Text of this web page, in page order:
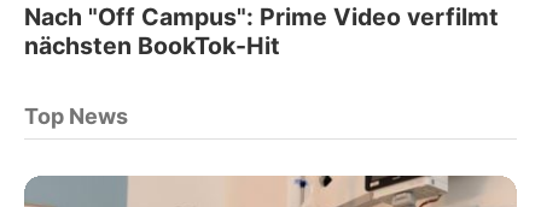
Nach "Off Campus": Prime Video verfilmt
nächsten BookTok-Hit
Top News